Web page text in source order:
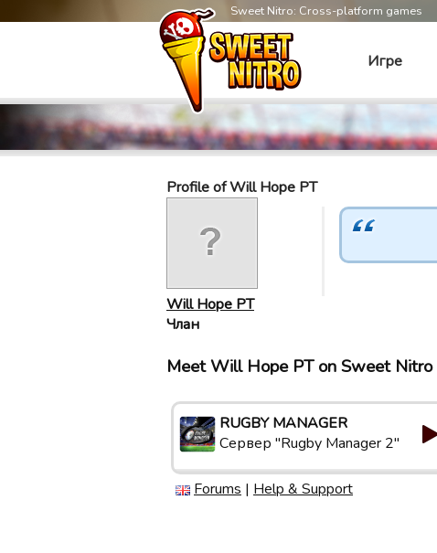
Sweet Nitro: Cross-platform games
Игре
Profile of Will Hope PT
Will Hope PT
Члан
Meet Will Hope PT on Sweet Nitro
RUGBY MANAGER
Сервер "Rugby Manager 2"
Forums | Help & Support